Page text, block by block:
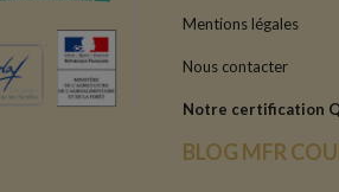
Mentions légales
Nous contacter
Notre certification
BLOG MFR